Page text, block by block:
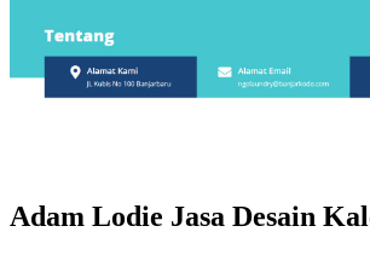
Adam Lodie Jasa Desain